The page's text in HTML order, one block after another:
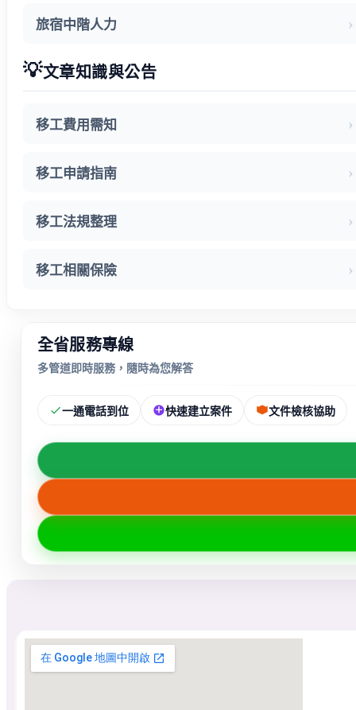
旅宿中階人力
💡文章知識與公告
移工費用需知
移工申請指南
移工法規整理
移工相關保險
全省服務專線
多管道即時服務，隨時為您解答
一通電話到位 快速建立案件 文件檢核協助